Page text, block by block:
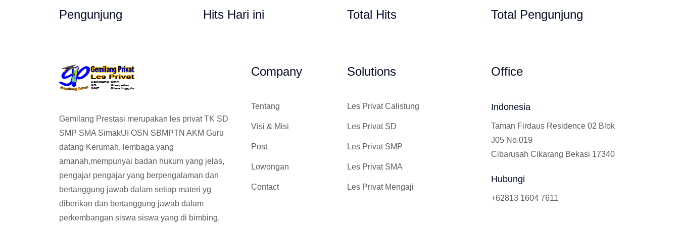
Pengunjung Hits Hari ini Total Hits Total Pengunjung
Gemilang Prestasi merupakan les privat TK SD
SMP SMA SimakUI OSN SBMPTN AKM Guru
datang Kerumah, lembaga yang
amanah,mempunyai badan hukum yang jelas,
pengajar pengajar yang berpengalaman dan
bertanggung jawab dalam setiap materi yg
diberikan dan bertanggung jawab dalam
perkembangan siswa siswa yang di bimbing.
Company
Tentang
Visi & Misi
Post
Lowongan
Contact
Solutions
Les Privat Calistung
Les Privat SD
Les Privat SMP
Les Privat SMA
Les Privat Mengaji
Office
Indonesia
Taman Firdaus Residence 02 Blok
J05 No.019
Cibarusah Cikarang Bekasi 17340
Hubungi
+62813 1604 7611